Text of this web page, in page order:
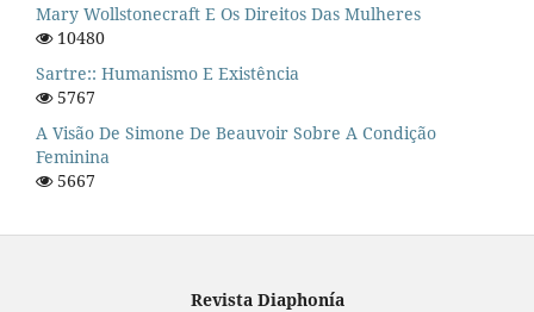
Mary Wollstonecraft E Os Direitos Das Mulheres
10480
Sartre:: Humanismo E Existência
5767
A Visão De Simone De Beauvoir Sobre A Condição
Feminina
5667
Revista Diaphonía